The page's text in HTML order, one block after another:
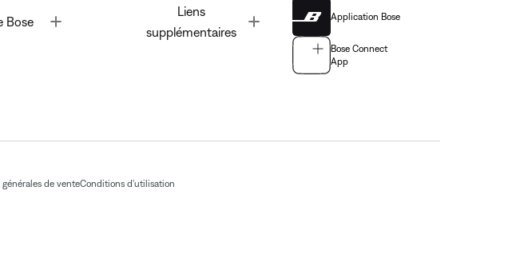
Bose Toggle
Liens
supplémentaires
Application Bose
Bose Connect
App
de venteConditions d'utilisation